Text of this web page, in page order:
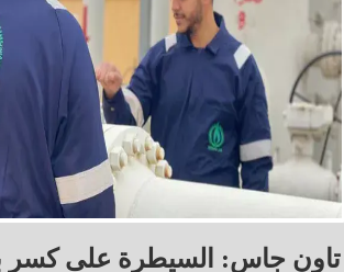
تاون جاس: السيطرة على كسر